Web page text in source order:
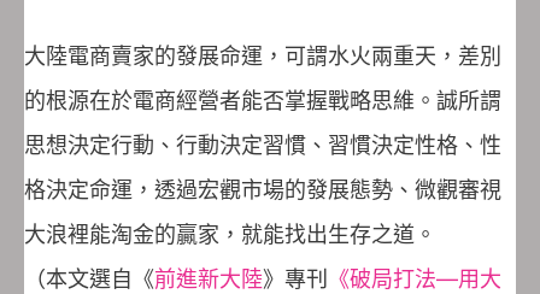
大陸電商賣家的發展命運，可謂水火兩重天，差別
的根源在於電商經營者能否掌握戰略思維。誠所謂
思想決定行動、行動決定習慣、習慣決定性格、性
格決定命運，透過宏觀市場的發展態勢、微觀審視
大浪裡能淘金的贏家，就能找出生存之道。
（本文選自《前進新大陸》專刊
《破局打法—用大